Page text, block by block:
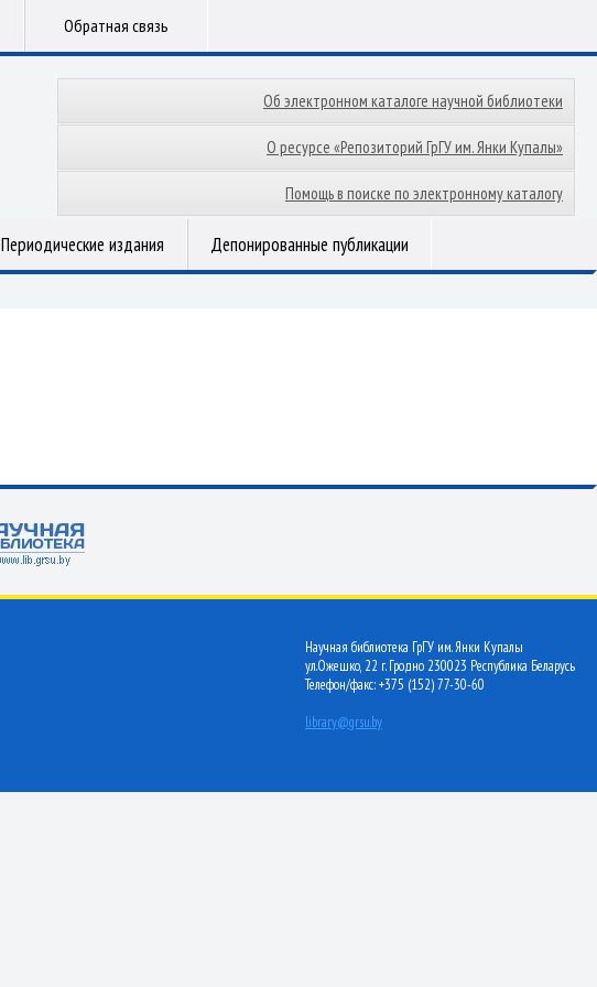
Обратная связь
Об электронном каталоге научной библиотеки
О ресурсе «Репозиторий ГрГУ им. Янки Купалы»
Помощь в поиске по электронному каталогу
Периодические издания Депонированные публикации
Научная библиотека ГрГУ им. Янки Купалы
ул.Ожешко, 22 г. Гродно 230023 Республика Беларусь
Телефон/факс: +375 (152) 77-30-60
library@grsu.by